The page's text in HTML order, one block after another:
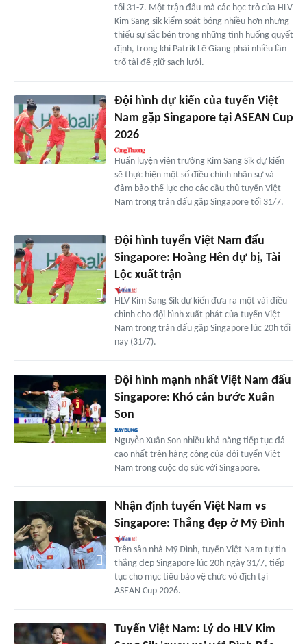
tối 31-7. Một trận đấu mà các học trò của HLV
Kim Sang-sik kiểm soát bóng nhiều hơn nhưng
thiếu sự sắc bén trong những tình huống quyết
định, trong khi Patrik Lê Giang phải nhiều lần
trổ tài để giữ sạch lưới.
Đội hình dự kiến của tuyển Việt
Nam gặp Singapore tại ASEAN Cup
2026
Huấn luyện viên trưởng Kim Sang Sik dự kiến
sẽ thực hiện một số điều chỉnh nhân sự và
đảm bảo thể lực cho các cầu thủ tuyển Việt
Nam trong trận đấu gặp Singapore tối 31/7.
Đội hình tuyển Việt Nam đấu
Singapore: Hoàng Hên dự bị, Tài
Lộc xuất trận
HLV Kim Sang Sik dự kiến đưa ra một vài điều
chỉnh cho đội hình xuất phát của tuyển Việt
Nam trong trận đấu gặp Singapore lúc 20h tối
nay (31/7).
Đội hình mạnh nhất Việt Nam đấu
Singapore: Khó cản bước Xuân
Son
Nguyễn Xuân Son nhiều khả năng tiếp tục đá
cao nhất trên hàng công của đội tuyển Việt
Nam trong cuộc đọ sức với Singapore.
Nhận định tuyển Việt Nam vs
Singapore: Thắng đẹp ở Mỹ Đình
Trên sân nhà Mỹ Đình, tuyển Việt Nam tự tin
thắng đẹp Singapore lúc 20h ngày 31/7, tiếp
tục cho mục tiêu bảo vệ chức vô địch tại
ASEAN Cup 2026.
Tuyển Việt Nam: Lý do HLV Kim